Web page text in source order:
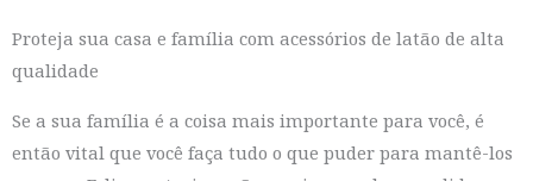
Proteja sua casa e família com acessórios de latão de alta
qualidade
Se a sua família é a coisa mais importante para você, é
então vital que você faça tudo o que puder para mantê-los